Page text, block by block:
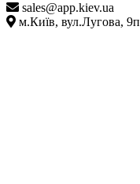
sales@app.kiev.ua
м.Київ, вул.Лугова, 9п